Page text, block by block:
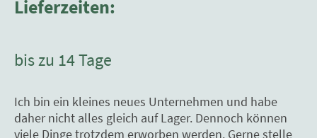
Lieferzeiten:
bis zu 14 Tage
Ich bin ein kleines neues Unternehmen und habe
daher nicht alles gleich auf Lager. Dennoch können
viele Dinge trotzdem erworben werden. Gerne stelle